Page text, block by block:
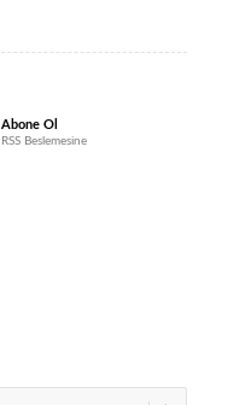
Abone Ol
RSS Beslemesine